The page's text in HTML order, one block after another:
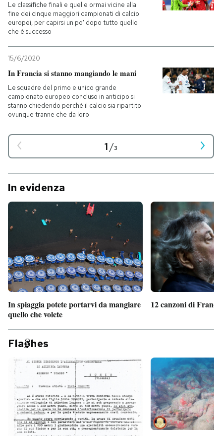
Le classifiche finali e quelle ormai vicine alla
fine dei cinque maggiori campionati di calcio
europei, per capirsi un po' dopo tutto quello
che è successo
15/6/2020
In Francia si stanno mangiando le mani
Le squadre del primo e unico grande
campionato europeo concluso in anticipo si
stanno chiedendo perché il calcio sia ripartito
ovunque tranne che da loro
1/3
In evidenza
In spiaggia potete portarvi da mangiare
quello che volete
12 canzoni di
Fla hes